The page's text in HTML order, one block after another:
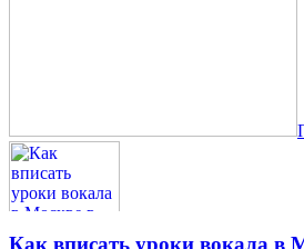
Как вписать уроки вокала в